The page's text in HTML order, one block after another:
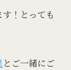
！とっても
とご一緒にご